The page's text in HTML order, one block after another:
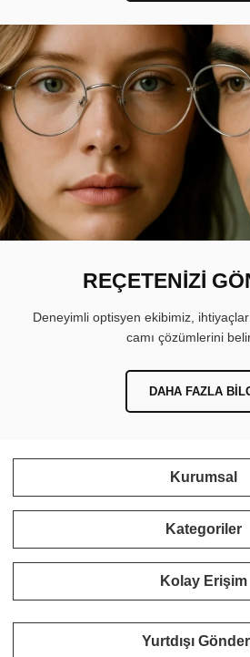
REÇETENİZİ
Deneyimli optisyen ekibimiz,
camı çözümlerini
DAHA FAZLA
Kurumsal
Kategoriler
Kolay Erişim
Yurtdışı